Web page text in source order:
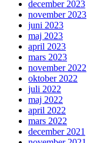
december 2023
november 2023
juni 2023
maj 2023
april 2023
mars 2023
november 2022
oktober 2022
juli 2022
maj 2022
april 2022
mars 2022
december 2021